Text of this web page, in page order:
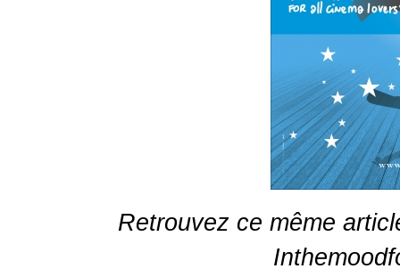
Retrouvez ce même